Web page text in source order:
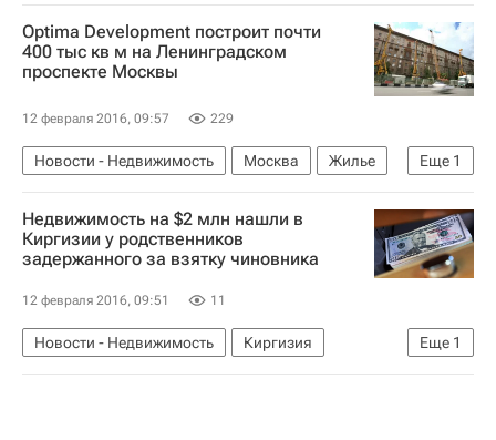
Optima Development построит почти
400 тыс кв м на Ленинградском
проспекте Москвы
12 февраля 2016, 09:57 229
Еще 1
Новости - Недвижимость Москва
Жилье
Россия
Недвижимость на $2 млн нашли в
Киргизии у родственников
задержанного за взятку чиновника
12 февраля 2016, 09:51 11
Еще 1
Новости - Недвижимость
Киргизия
Недвижимость